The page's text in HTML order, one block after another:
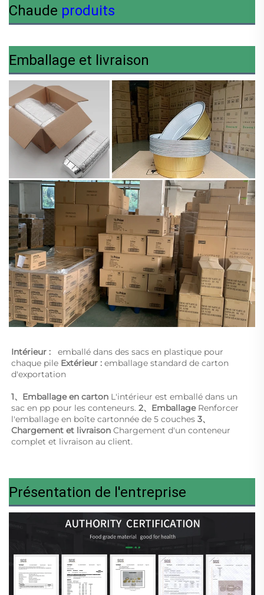
Chaude produits
Emballage et livraison
Intérieur : emballé dans des sacs en plastique pour
chaque pile Extérieur : emballage standard de carton
d'exportation
1、Emballage en carton L'intérieur est emballé dans un
sac en pp pour les conteneurs. 2、Emballage Renforcer
l'emballage en boîte cartonnée de 5 couches 3、
Chargement et livraison Chargement d'un conteneur
complet et livraison au client.
Présentation de l'entreprise